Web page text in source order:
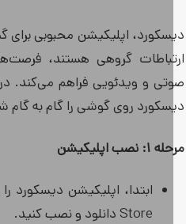
اپلیکیشن محبوبی برای
گروهی هستند،
و ویدئویی فراهم می‌کند. در
روی گوشی را گام به گام
اپلیکیشن
ابتدا، اپلیکیشن دیسکورد را از
Store دانلود و نصب کنید.